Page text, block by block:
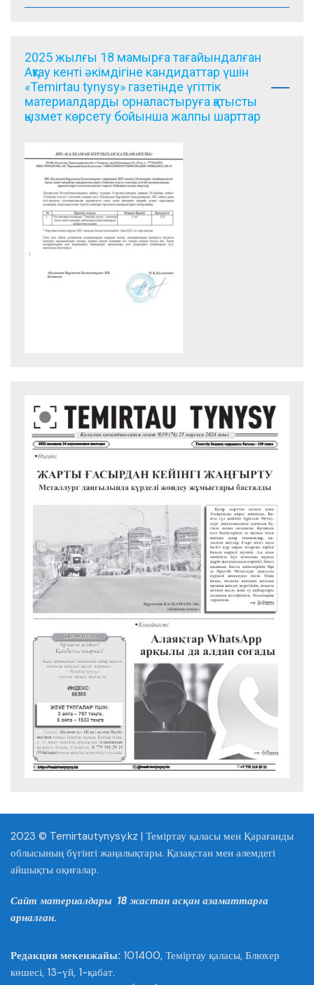
2025 жылғы 18 мамырға тағайындалған
Ақтау кенті әкімдігіне кандидаттар үшін
«Temirtau tynysy» газетінде үгіттік
материалдарды орналастыруға қатысты
қызмет көрсету бойынша жалпы шарттар
2023 © Temirtautynysy.kz | Теміртау қаласы мен Қарағанды
облысының бүгінгі жаңалықтары. Қазақстан мен әлемдегі
айшықты оқиғалар.
Сайт материалдары 18 жастан асқан азаматтарға
арналған.
Редакция мекенжайы: 101400, Теміртау қаласы, Блюхер
көшесі, 13-үй, 1-қабат.